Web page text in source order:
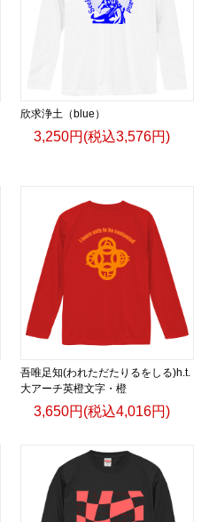
欣求浄土（blue）
3,250円(税込3,576円)
吾唯足知(われただたりるをしる)h.t.
大アーチ英橙文字・橙
3,650円(税込4,016円)